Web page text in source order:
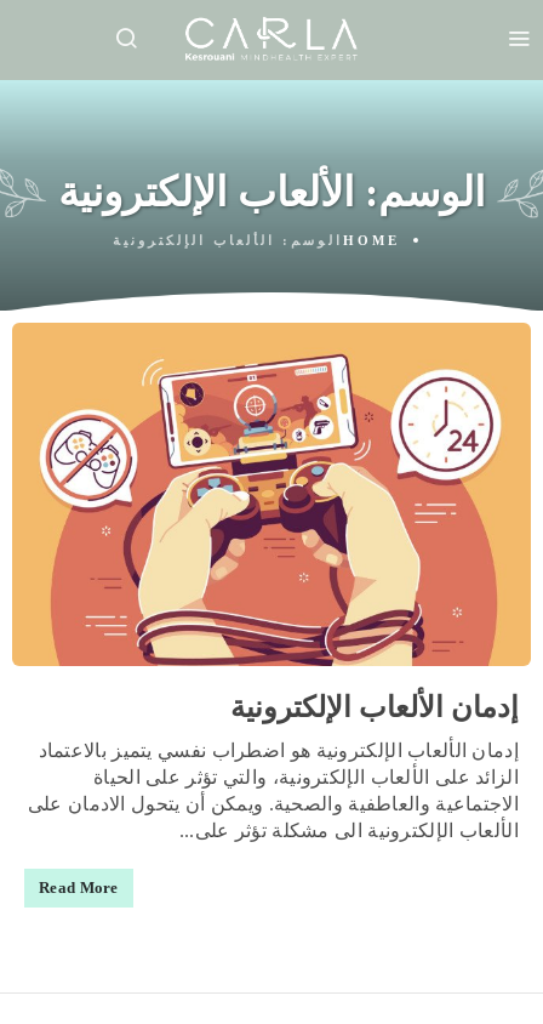
الوسم: الألعاب الإلكترونية
HOME الوسم: الألعاب الإلكترونية
إدمان الألعاب الإلكترونية
إدمان الألعاب الإلكترونية هو اضطراب نفسي يتميز بالاعتماد
الزائد على الألعاب الإلكترونية، والتي تؤثر على الحياة
الاجتماعية والعاطفية والصحية. ويمكن أن يتحول الادمان على
الألعاب الإلكترونية الى مشكلة تؤثر على...
Read More